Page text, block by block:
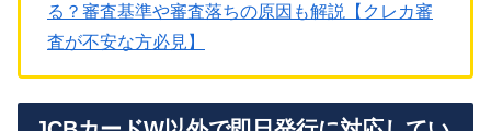
る？審査基準や審査落ちの原因も解説【クレカ審
査が不安な方必見】